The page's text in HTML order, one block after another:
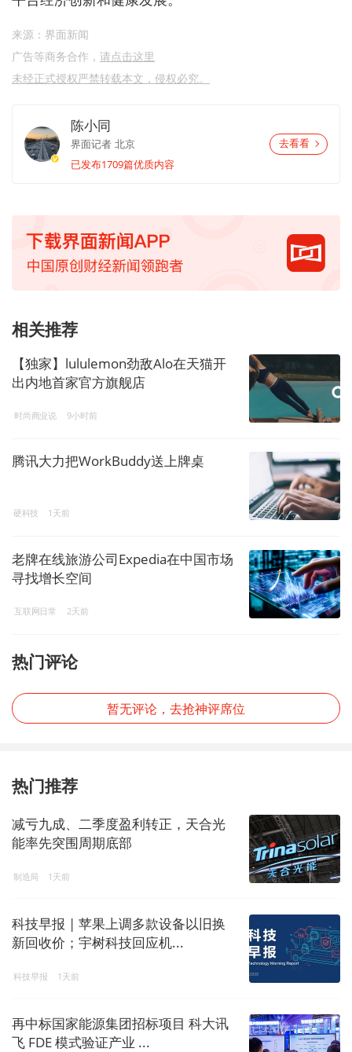
来源：界面新闻
广告等商务合作， 请点击这里
未经正式授权严禁转载本文，侵权必究。
陈小同
界面记者 北京
已发布1709篇优质内容
去看看
相关推荐
【独家】lululemon劲敌Alo在天猫开
出内地首家官方旗舰店
时尚商业说 9小时前
腾讯大力把WorkBuddy送上牌桌
硬科技 1天前
老牌在线旅游公司Expedia在中国市场
寻找增长空间
互联网日常 2天前
热门评论
暂无评论，去抢神评席位
热门推荐
减亏九成、二季度盈利转正，天合光
能率先突围周期底部
制造局 1天前
科技早报 | 苹果上调多款设备以旧换
新回收价；宇树科技回应机...
科技早报 1天前
再中标国家能源集团招标项目 科大讯
飞 FDE 模式验证产业 ...